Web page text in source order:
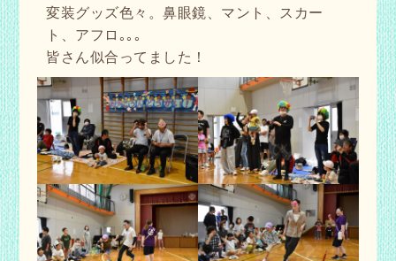
変装グッズ色々。鼻眼鏡、マント、スカー
ト、アフロ｡｡｡
皆さん似合ってました！